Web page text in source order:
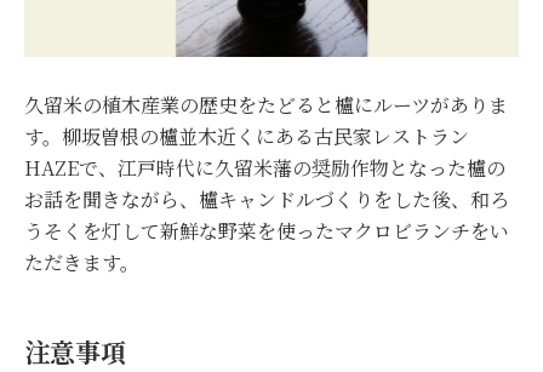
久留米の植木産業の歴史をたどると櫨にルーツがありま
す。柳坂曽根の櫨並木近くにある古民家レストラン
HAZEで、江戸時代に久留米藩の奨励作物となった櫨の
お話を聞きながら、櫨キャンドルづくりをした後、和ろ
うそくを灯して新鮮な野菜を使ったマクロビランチをい
ただきます。
注意事項